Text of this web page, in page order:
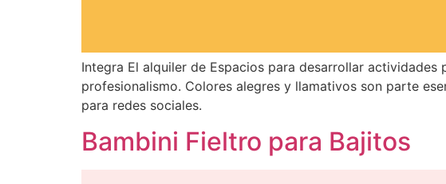
Integra El alquiler de Espacios para desarrollar
profesionalismo. Colores alegres y llamativos son parte
para redes sociales.
Bambini Fieltro para Bajitos